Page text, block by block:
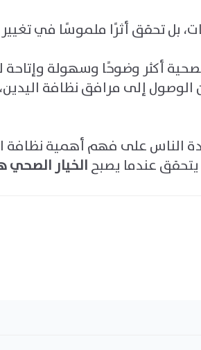
بل تحقق أثرًا ملموسًا في
أكثر وضوحًا وسهولة
الوصول إلى مرافق نظافة
الناس على فهم أهمية نظافة
يتحقق عندما يصبحالخيار الصحي